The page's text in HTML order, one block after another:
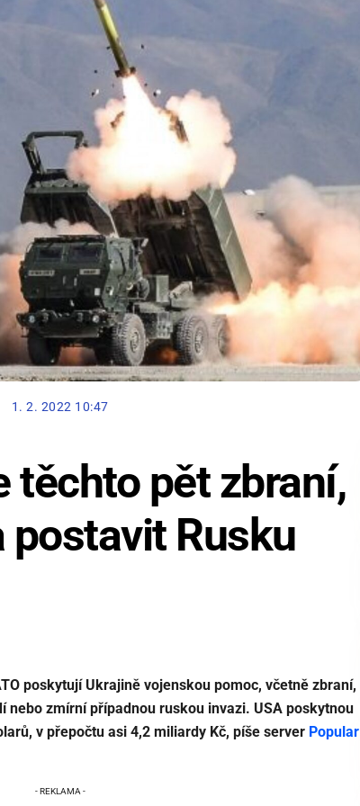
1. 2. 2022 10:47
těchto pět zbraní,
postavit Rusku
poskytují Ukrajině vojenskou pomoc, včetně zbraní,
nebo zmírní případnou ruskou invazi. USA poskytnou
v přepočtu asi 4,2 miliardy Kč, píše server Popular